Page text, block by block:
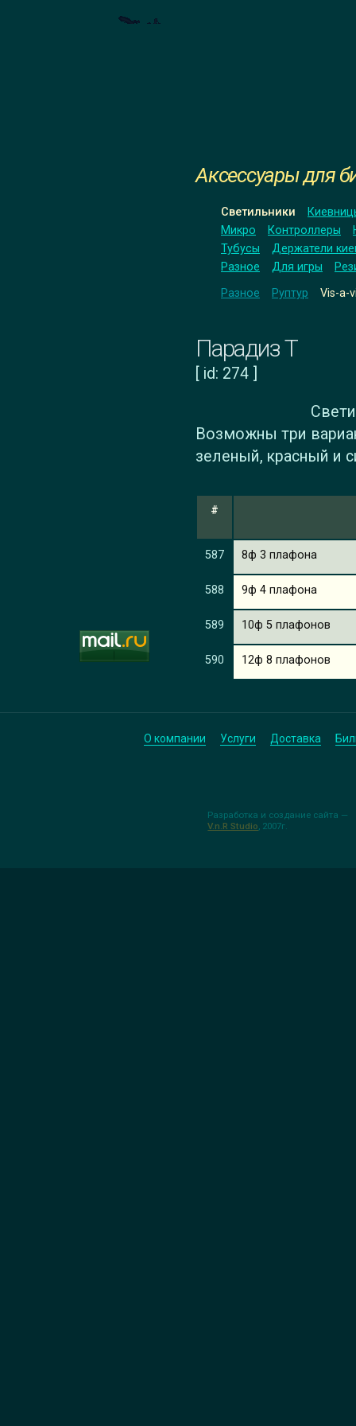
Аксессуары для
Светильники
Микро
Контроллеры
Тубусы
Держатели
Разное
Для игры
Разное
Руптур Vis-a-
Парадиз Т
[ id: 274 ]
Возможны три
зеленый, красный и
#
587 8ф 3 плафона
588 9ф 4 плафона
589 10ф 5 плафонов
590 12ф 8 плафонов
О компании Услуги Доставка
Разработка и создание сайта —
V.n.R Studio, 2007г.